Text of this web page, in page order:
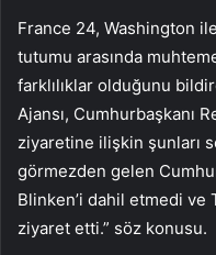
France 24, Washington
tutumu arasında
farklılıklar olduğunu
Ajansı, Cumhurbaşkanı
ziyaretine ilişkin şunları
görmezden gelen
Blinken’i dahil etmedi ve
ziyaret etti.” söz konusu.